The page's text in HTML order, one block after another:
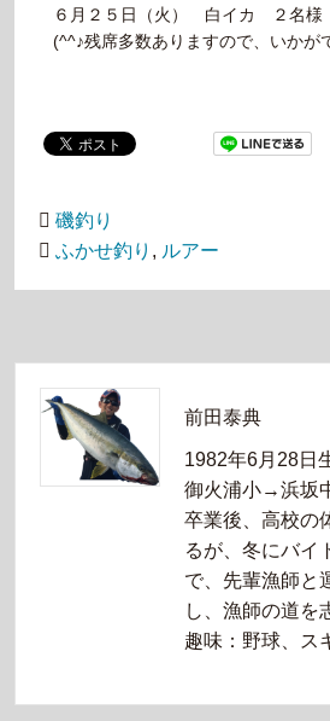
６月２５日（火） 白イカ ２名様
(^^♪残席多数ありますので、いかが
磯釣り
ふかせ釣り , ルアー
前田泰典
1982年6月28日
御火浦小→浜坂
卒業後、高校の
るが、冬にバイ
で、先輩漁師と
し、漁師の道を
趣味：野球、ス